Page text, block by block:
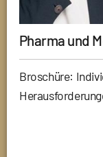
Pharma und
Broschüre: